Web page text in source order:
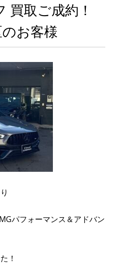
買取ご成約！
お客様
パフォーマンス＆アドバン
！